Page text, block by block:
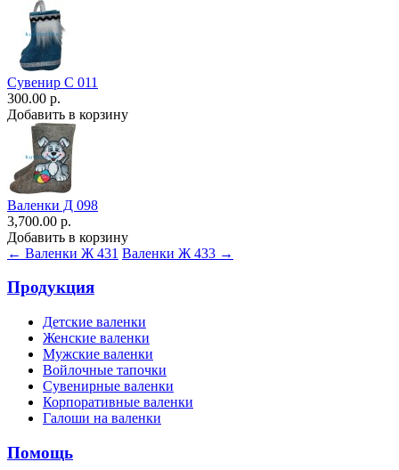
Сувенир С 011
300.00 р.
Добавить в корзину
Валенки Д 098
3,700.00 р.
Добавить в корзину
← Валенки Ж 431 Валенки Ж 433 →
Продукция
Детские валенки
Женские валенки
Мужские валенки
Войлочные тапочки
Сувенирные валенки
Корпоративные валенки
Галоши на валенки
Помощь